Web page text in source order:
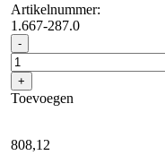
Artikelnummer:
1.667-287.0
- NT
65/2
Tact²
Tc
aantal
+
Toevoegen
808,12